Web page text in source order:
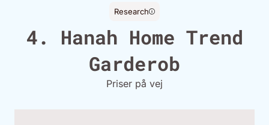
Research
4. Hanah Home Trend
Garderob
Priser på vej